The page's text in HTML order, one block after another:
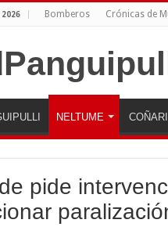
2026 Bomberos Crónicas de
NELTUME
pide